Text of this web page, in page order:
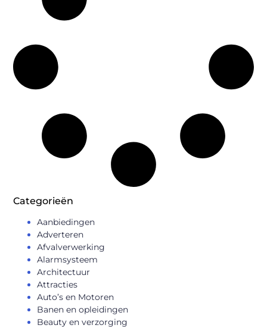
Categorieën
Aanbiedingen
Adverteren
Afvalverwerking
Alarmsysteem
Architectuur
Attracties
Auto’s en Motoren
Banen en opleidingen
Beauty en verzorging